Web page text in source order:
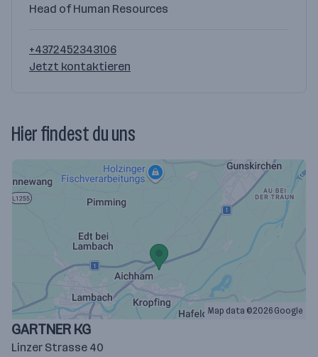
Head of Human Resources
+4372452343106
Jetzt kontaktieren
Hier findest du uns
Map data ©2026 Google
GARTNER KG
Linzer Strasse 40